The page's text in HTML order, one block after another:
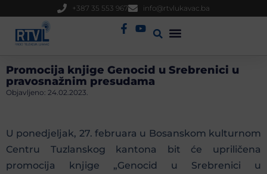
+387 35 553 967 info@rtvlukavac.ba
Promocija knjige Genocid u Srebrenici u
pravosnažnim presudama
Objavljeno: 24.02.2023.
U ponedjeljak, 27. februara u Bosanskom kulturnom
Centru Tuzlanskog kantona bit će upriličena
promocija knjige „Genocid u Srebrenici u